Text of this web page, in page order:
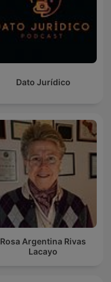
Dato Jurídico
Rosa Argentina Rivas
Lacayo